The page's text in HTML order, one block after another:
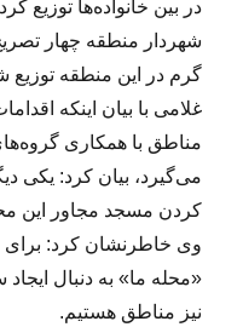
در بین خانواده‌ها توزیع
گرم در این منطقه
غلامی با بیان اینکه
مناطق با همکاری
می‌گیرد، بیان کرد: یکی
کردن مسجد مجاور این
وی خاطرنشان کرد: برای
«محله ما» به دنبال
نیز مناطق هستیم.